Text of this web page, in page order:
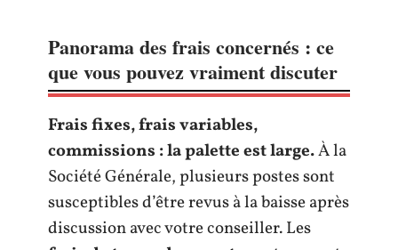
Panorama des frais concernés : ce
que vous pouvez vraiment discuter
Frais fixes, frais variables,
commissions : la palette est large.À la
Société Générale, plusieurs postes sont
susceptibles d’être revus à la baisse après
discussion avec votre conseiller. Les